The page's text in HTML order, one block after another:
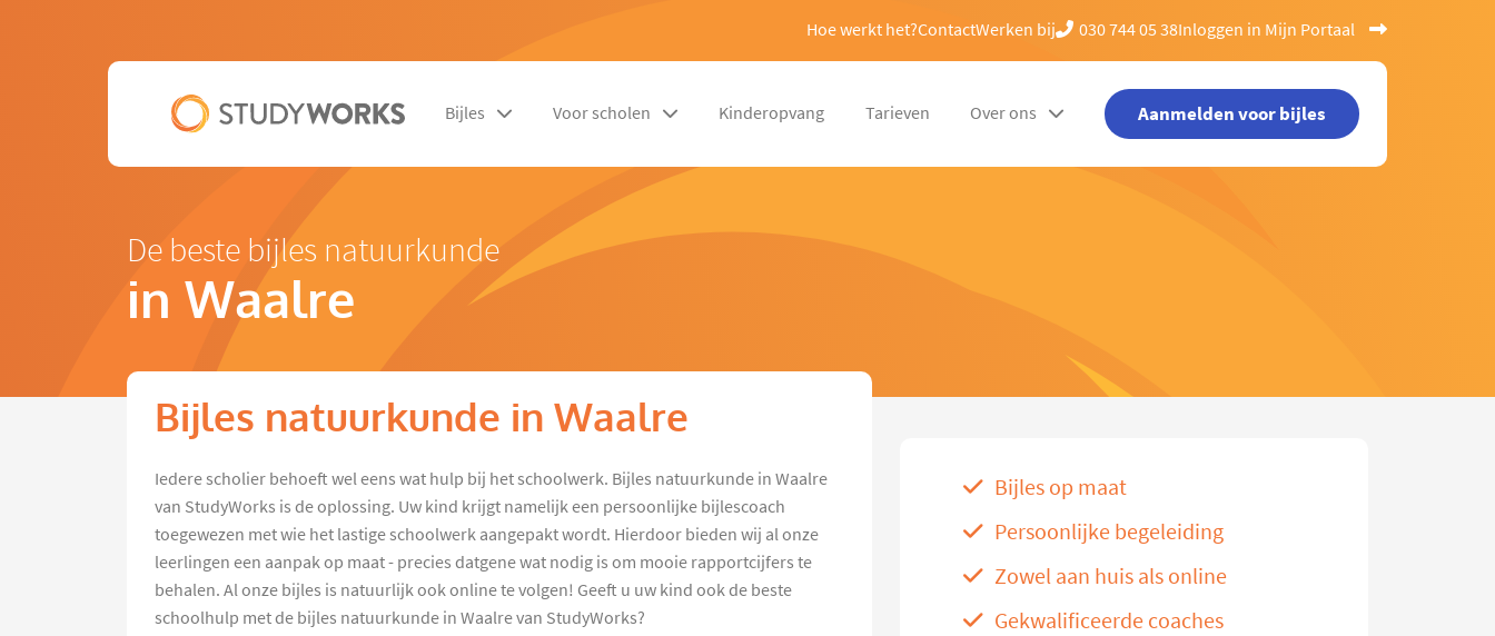
Hoe werkt het?ContactWerken bij 030 744 05 38Inloggen in Mijn Portaal
Bijles Voor scholen Kinderopvang Tarieven Over ons Aanmelden voor bijles
De beste bijles natuurkunde
in Waalre
Bijles natuurkunde in Waalre
Iedere scholier behoeft wel eens wat hulp bij het schoolwerk. Bijles natuurkunde in Waalre
van StudyWorks is de oplossing. Uw kind krijgt namelijk een persoonlijke bijlescoach
toegewezen met wie het lastige schoolwerk aangepakt wordt. Hierdoor bieden wij al onze
leerlingen een aanpak op maat - precies datgene wat nodig is om mooie rapportcijfers te
behalen. Al onze bijles is natuurlijk ook online te volgen! Geeft u uw kind ook de beste
schoolhulp met de bijles natuurkunde in Waalre van StudyWorks?
Bijles op maat
Persoonlijke begeleiding
Zowel aan huis als online
Gekwalificeerde coaches